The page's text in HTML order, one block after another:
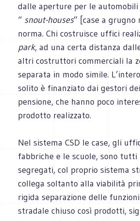
dalle aperture per le
“ snout-houses” [case a grugno
norma. Chi costruisce uffici
park, ad una certa distanza
altri costruttori commerciali la
separata in modo simile.
solito è finanziato dai gestori
pensione, che hanno poco
prodotto realizzato.
Nel sistema CSD le case, gli
fabbriche e le scuole, sono tutti
segregati, col proprio sistema
collega soltanto alla viabilità
rigida separazione delle
stradale chiuso così prodotti,